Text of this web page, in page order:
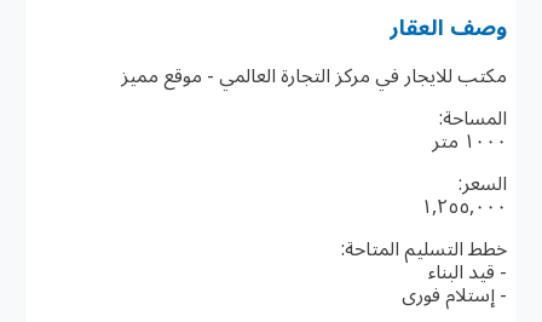
وصف العقار
مكتب للايجار في مركز التجارة العالمي - موقع مميز
المساحة:
١٠٠٠ متر
السعر:
١,٢٥٥,٠٠٠
خطط التسليم المتاحة:
- قيد البناء
- إستلام فورى